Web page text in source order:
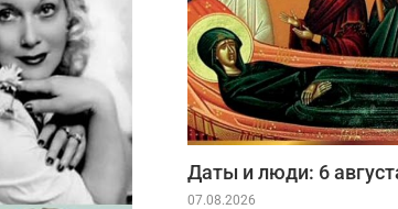
Даты и люди: 6
07.08.2026